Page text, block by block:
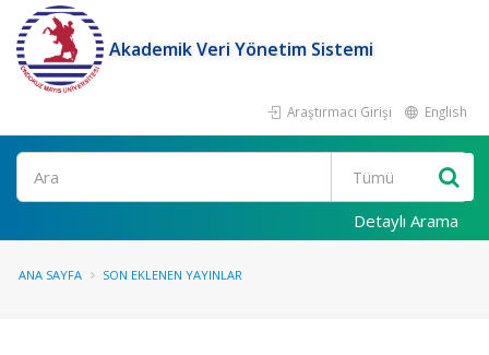
Akademik Veri Yönetim Sistemi
Araştırmacı Girişi English
Ara
Detaylı Arama
ANA SAYFA SON EKLENEN YAYINLAR